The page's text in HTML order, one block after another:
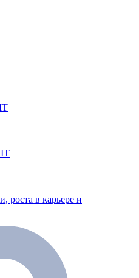
IT
роста в карьере и